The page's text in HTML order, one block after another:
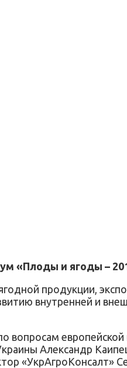
«Плоды и ягоды –
продукции,
внутренней и
вопросам европейской
Александр
«УкрАгроКонсалт»